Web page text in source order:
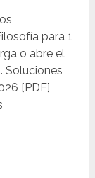
para 1
o abre el
Soluciones
[PDF]